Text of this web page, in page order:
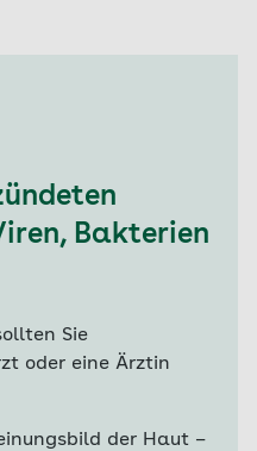
Bakterien
Sie
oder eine Ärztin
der Haut –